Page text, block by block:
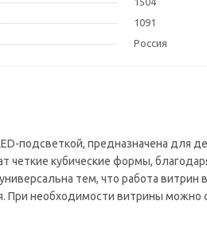
1091
Россия
подсветкой, предназначена для
четкие кубические формы,
тем, что работа витрин
необходимости витрины можно